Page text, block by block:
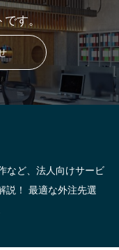
す。
など、法人向けサービ
説！ 最適な外注先選